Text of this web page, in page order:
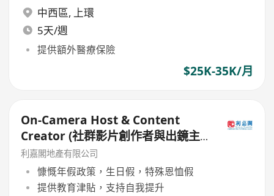
中西區, 上環
5天/週
提供額外醫療保險
$25K-35K/月
On-Camera Host & Content
Creator (社群影片創作者與出鏡主
持)
利嘉閣地產有限公司
慷慨年假政策，生日假，特殊恩恤假
提供教育津貼，支持自我提升